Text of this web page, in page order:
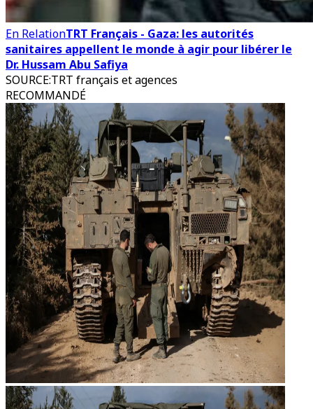
En RelationTRT Français - Gaza: les autorités
sanitaires appellent le monde à agir pour libérer le
Dr. Hussam Abu Safiya
SOURCE:TRT français et agences
RECOMMANDÉ